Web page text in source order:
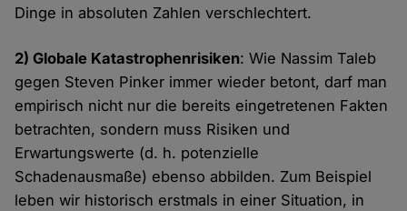
Dinge in absoluten Zahlen verschlechtert.
2) Globale Katastrophenrisiken: Wie Nassim Taleb
gegen Steven Pinker immer wieder betont, darf man
empirisch nicht nur die bereits eingetretenen Fakten
betrachten, sondern muss Risiken und
Erwartungswerte (d. h. potenzielle
Schadenausmaße) ebenso abbilden. Zum Beispiel
leben wir historisch erstmals in einer Situation, in